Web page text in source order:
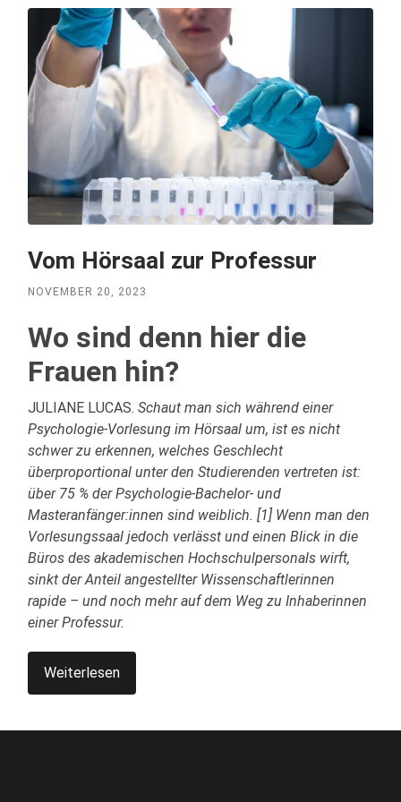
Vom Hörsaal zur Professur
NOVEMBER 20, 2023
Wo sind denn hier die
Frauen hin?
JULIANE LUCAS.Schaut man sich während einer
Psychologie-Vorlesung im Hörsaal um, ist es nicht
schwer zu erkennen, welches Geschlecht
überproportional unter den Studierenden vertreten ist:
über 75 % der Psychologie-Bachelor- und
Masteranfänger:innen sind weiblich. [1] Wenn man den
Vorlesungssaal jedoch verlässt und einen Blick in die
Büros des akademischen Hochschulpersonals wirft,
sinkt der Anteil angestellter Wissenschaftlerinnen
rapide – und noch mehr auf dem Weg zu Inhaberinnen
einer Professur.
Weiterlesen